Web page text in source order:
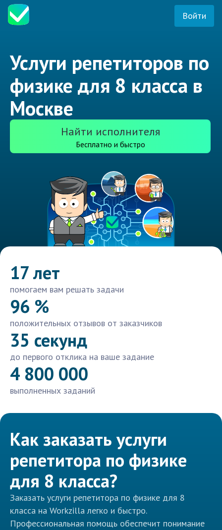
Войти
Услуги репетиторов по
физике для 8 класса в
Москве
Найти исполнителя
Бесплатно и быстро
17 лет
помогаем вам решать задачи
96 %
положительных отзывов от заказчиков
35 секунд
до первого отклика на ваше задание
4 800 000
выполненных заданий
Как заказать услуги
репетитора по физике
для 8 класса?
Заказать услуги репетитора по физике для 8
класса на Workzilla легко и быстро.
Профессиональная помощь обеспечит понимание